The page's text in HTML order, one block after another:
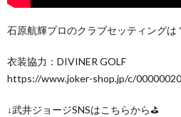
石原航輝プロのクラブセッティングは
衣装協力：DIVINER GOLF
https://www.joker-shop.jp/c/
↓武井ジョージSNSはこちらから⛳️